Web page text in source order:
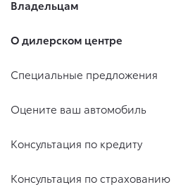
Владельцам
О дилерском центре
Специальные предложения
Оцените ваш автомобиль
Консультация по кредиту
Консультация по страхованию